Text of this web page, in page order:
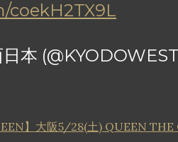
本
】大阪5/28(土) QUEEN THE